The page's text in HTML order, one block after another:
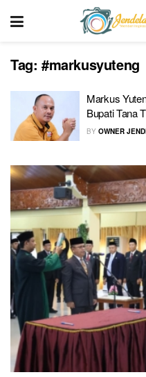
Tag: #markusyuteng
Markus
Bupati Tana
BY OWNER